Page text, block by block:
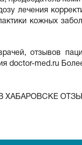
лечения
кожных
отзывов
doctor-med.ru
ХАБАРОВСКЕ